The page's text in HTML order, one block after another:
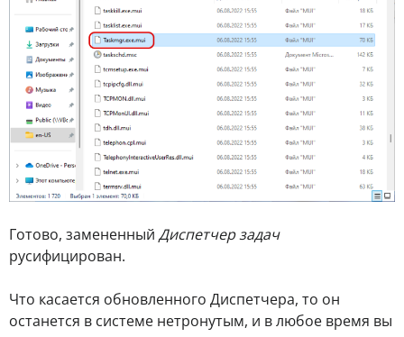
Готово, замененный Диспетчер задач
русифицирован.
Что касается обновленного Диспетчера, то он
останется в системе нетронутым, и в любое время вы